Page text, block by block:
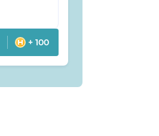
+ 100